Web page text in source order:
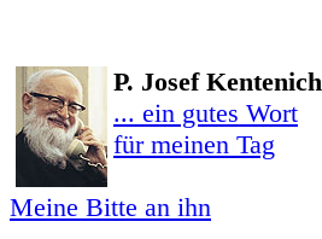
P. Josef Kentenich
... ein gutes Wort
für meinen Tag
Meine Bitte an ihn